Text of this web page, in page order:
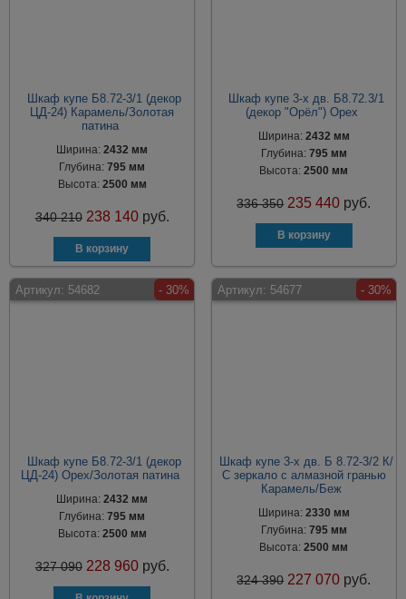
Шкаф купе Б8.72-3/1 (декор
ЦД-24) Карамель/Золотая
патина
Ширина:2432 мм
Глубина:795 мм
Высота: 2500 мм
340 210 238 140 руб.
Шкаф купе 3-х дв. Б8.72.3/1
(декор "Орёл") Орех
Ширина: 2432 мм
Глубина: 795 мм
Высота:2500 мм
336 350 235 440 руб.
Артикул: 54682 - 30%
Шкаф купе Б8.72-3/1 (декор
ЦД-24) Орех/Золотая патина
Ширина:2432 мм
Глубина:795 мм
Высота: 2500 мм
327 090 228 960 руб.
Артикул: 54677 - 30%
Шкаф купе 3-х дв. Б 8.72-3/2 К/
С зеркало с алмазной гранью
Карамель/Беж
Ширина: 2330 мм
Глубина: 795 мм
Высота:2500 мм
324 390 227 070 руб.